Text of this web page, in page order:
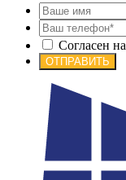
Согласен на
ОТПРАВИТЬ